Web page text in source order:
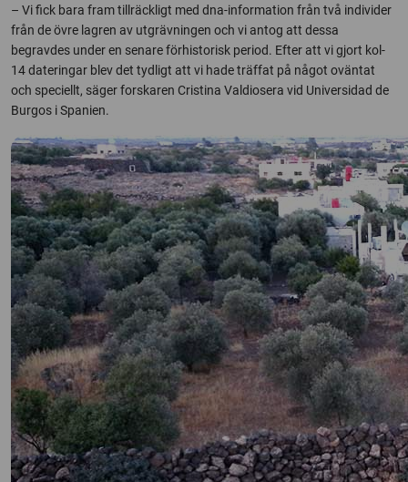
– Vi fick bara fram tillräckligt med dna-information från två individer
från de övre lagren av utgrävningen och vi antog att dessa
begravdes under en senare förhistorisk period. Efter att vi gjort kol-
14 dateringar blev det tydligt att vi hade träffat på något oväntat
och speciellt, säger forskaren Cristina Valdiosera vid Universidad de
Burgos i Spanien.